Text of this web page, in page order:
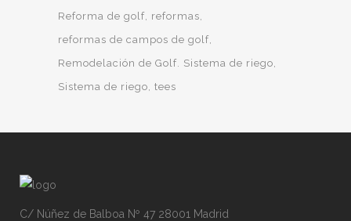
Reforma de golf reformas
reformas de campos de golf
Remodelación de Golf. Sistema de riego
Sistema de riego tees
C/ Núñez de Balboa Nº 47 28001 Madrid